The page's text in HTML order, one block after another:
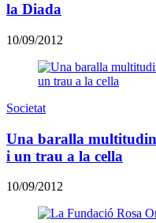
la Diada
10/09/2012
Societat
Una baralla
i un trau a la cella
10/09/2012